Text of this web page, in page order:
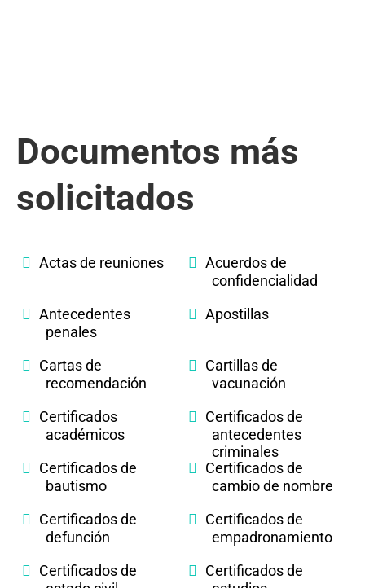
Documentos más
solicitados
Actas de reuniones
Acuerdos de
confidencialidad
Antecedentes
penales
Apostillas
Cartas de
recomendación
Cartillas de
vacunación
Certificados
académicos
Certificados de
antecedentes
criminales
Certificados de
bautismo
Certificados de
cambio de nombre
Certificados de
defunción
Certificados de
empadronamiento
Certificados de
Certificados de